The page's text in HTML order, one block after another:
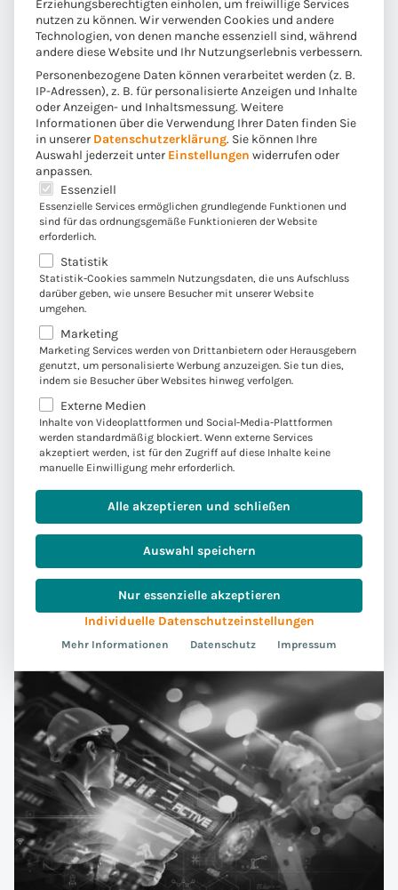
Veranstaltung beginnt am 28. Sep.. 2023 um 10:00 Uhr
28. Sep.. 2023 / 10:00 Uhr
Enterpise Asset Management • Industrie • SAP
EAM-Forum 2023
Wir freuen uns, Sie zu unserem diesjährigen
EAM-Forum vor Ort im RheinEnergieSTADION in
Köln am 28.09.2023 einzuladen. Das Motto:
Future Asset Management – integriert und
Convista Event Weiterlesen
Erziehungsberechtigten einholen, um freiwillige Services
nutzen zu können. Wir verwenden Cookies und andere
Technologien, von denen manche essenziell sind, während
andere diese Website und Ihr Nutzungserlebnis verbessern.
Personenbezogene Daten können verarbeitet werden (z. B.
IP-Adressen), z. B. für personalisierte Anzeigen und Inhalte
oder Anzeigen- und Inhaltsmessung. Weitere
Informationen über die Verwendung Ihrer Daten finden Sie
in unserer Datenschutzerklärung. Sie können Ihre
Auswahl jederzeit unter Einstellungen widerrufen oder
anpassen.
Es folgt eine Liste der Service-Gruppen, für die eine
Essenziell
Essenzielle Services ermöglichen grundlegende Funktionen und
sind für das ordnungsgemäße Funktionieren der Website
erforderlich.
Statistik
Statistik-Cookies sammeln Nutzungsdaten, die uns Aufschluss
darüber geben, wie unsere Besucher mit unserer Website
umgehen.
Marketing
Marketing Services werden von Drittanbietern oder Herausgebern
genutzt, um personalisierte Werbung anzuzeigen. Sie tun dies,
indem sie Besucher über Websites hinweg verfolgen.
Externe Medien
Inhalte von Videoplattformen und Social-Media-Plattformen
werden standardmäßig blockiert. Wenn externe Services
akzeptiert werden, ist für den Zugriff auf diese Inhalte keine
manuelle Einwilligung mehr erforderlich.
Alle akzeptieren und schließen
Auswahl speichern
Nur essenzielle akzeptieren
Individuelle Datenschutzeinstellungen
Mehr Informationen Datenschutz Impressum